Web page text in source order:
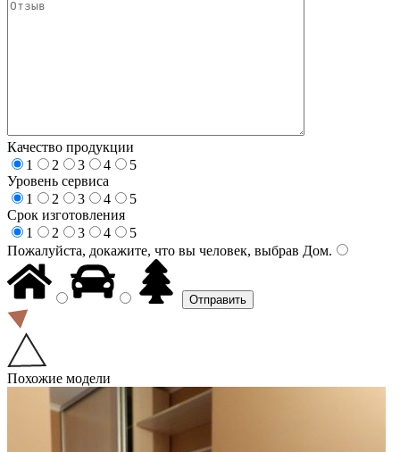
Качество продукции
1
2 3 4
5
Уровень сервиса
1
2 3 4
5
Срок изготовления
1
2 3 4
5
Пожалуйста, докажите, что вы человек, выбрав Дом.
Похожие модели